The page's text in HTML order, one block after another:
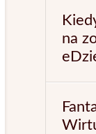
na